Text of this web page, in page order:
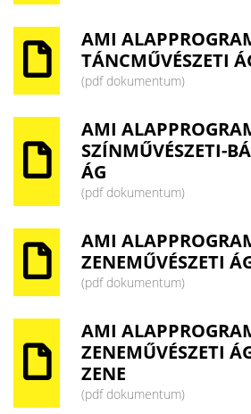
AMI
TÁNCMŰVÉSZETI
(pdf dokumentum)
AMI
SZÍNMŰVÉSZETI-
ÁG
(pdf dokumentum)
AMI
ZENEMŰVÉSZETI
(pdf dokumentum)
AMI
ZENEMŰVÉSZETI
ZENE
(pdf dokumentum)